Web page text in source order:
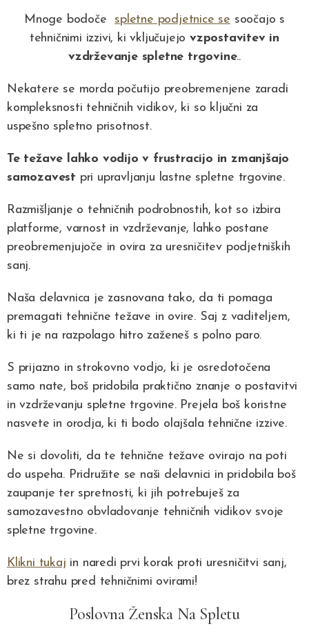
Mnoge bodoče spletne podjetnice se soočajo s
tehničnimi izzivi, ki vključujejovzpostavitev in
vzdrževanje spletne trgovine..
Nekatere se morda počutijo preobremenjene zaradi
kompleksnosti tehničnih vidikov, ki so ključni za
uspešno spletno prisotnost.
Te težave lahko vodijo v frustracijo in zmanjšajo
samozavest pri upravljanju lastne spletne trgovine.
Razmišljanje o tehničnih podrobnostih, kot so izbira
platforme, varnost in vzdrževanje, lahko postane
preobremenjujoče in ovira za uresničitev podjetniških
sanj.
Naša delavnica je zasnovana tako, da ti pomaga
premagati tehnične težave in ovire. Saj z vaditeljem,
ki ti je na razpolago hitro zaženeš s polno paro.
S prijazno in strokovno vodjo, ki je osredotočena
samo nate, boš pridobila praktično znanje o postavitvi
in vzdrževanju spletne trgovine. Prejela boš koristne
nasvete in orodja, ki ti bodo olajšala tehnične izzive.
Ne si dovoliti, da te tehnične težave ovirajo na poti
do uspeha. Pridružite se naši delavnici in pridobila boš
zaupanje ter spretnosti, ki jih potrebuješ za
samozavestno obvladovanje tehničnih vidikov svoje
spletne trgovine.
Klikni tukaj in naredi prvi korak proti uresničitvi sanj,
brez strahu pred tehničnimi ovirami!
Poslovna Ženska Na Spletu